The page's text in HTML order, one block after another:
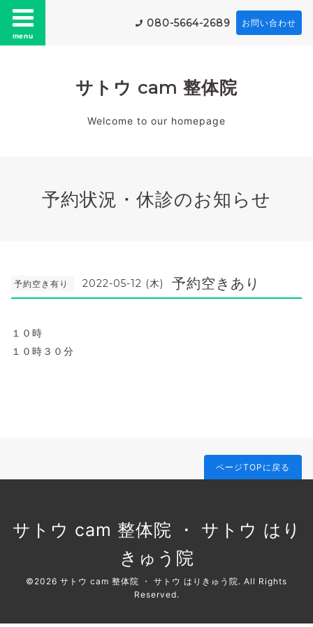
menu
080-5664-2689 お問い合わせ
サトウ cam 整体院
Welcome to our homepage
予約状況・休診のお知らせ
予約空き有り 2022-05-12 (木) 予約空きあり
１０時
１０時３０分
ページTOPに戻る
サトウ cam 整体院 ・ サトウ はり
きゅう院
©2026 サトウ cam 整体院 ・ サトウ はりきゅう院. All Rights
Reserved.